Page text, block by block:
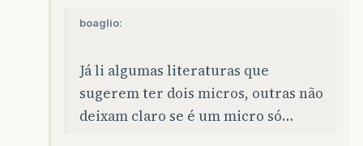
boaglio:
Já li algumas literaturas que
sugerem ter dois micros, outras não
deixam claro se é um micro só…